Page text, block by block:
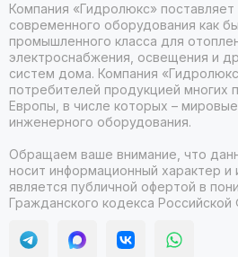
Компания «Гидролюкс»
современного оборудования как
промышленного класса для
электроснабжения, освещения и
систем дома. Компания
потребителей продукцией многих
Европы, в числе которых –
инженерного оборудования.
Обращаем ваше внимание, что
носит информационный характер и
является публичной офертой в
Гражданского кодекса